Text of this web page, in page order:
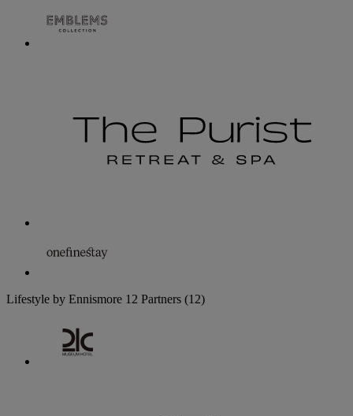
Lifestyle by Ennismore 12 Partners (12)